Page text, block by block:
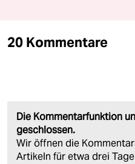
20 Kommentare
Die Kommentarfunktion
geschlossen.
Wir öffnen die
Artikeln für etwa drei